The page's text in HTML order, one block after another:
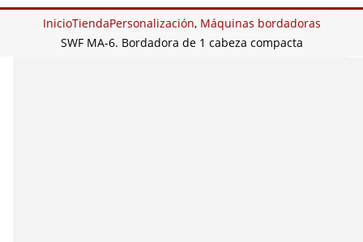
InicioTiendaPersonalización, Máquinas bordadoras
SWF MA-6. Bordadora de 1 cabeza compacta